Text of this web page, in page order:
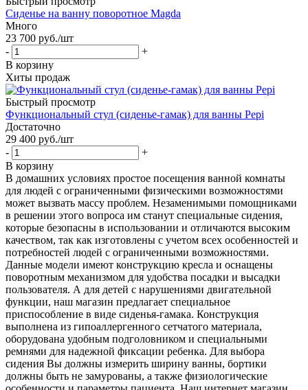
Сиденье на ванну поворотное Magda
Много
23 700 руб./шт
-
+
В корзину
Хиты продаж
Быстрый просмотр
Функциональный стул (сиденье-гамак) для ванны Pepi
Достаточно
29 400 руб./шт
-
+
В корзину
В домашних условиях простое посещения ванной комнаты
для людей с ограниченными физическими возможностями
может вызвать массу проблем. Незаменимыми помощниками
в решении этого вопроса им станут специальные сидения,
которые безопасны в использовании и отличаются высоким
качеством, так как изготовлены с учетом всех особенностей и
потребностей людей с ограниченными возможностями.
Данные модели имеют конструкцию кресла и оснащены
поворотным механизмом для удобства посадки и высадки
пользователя. А для детей с нарушениями двигательной
функции, наш магазин предлагает специальное
приспособление в виде сиденья-гамака. Конструкция
выполнена из гипоаллергенного сетчатого материала,
оборудована удобным подголовником и специальными
ремнями для надежной фиксации ребенка. Для выбора
сидения Вы должны измерить ширину ванны, бортики
должны быть не замурованы, а также физиологические